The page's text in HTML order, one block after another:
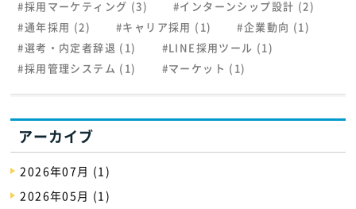
#採用マーケティング (3)
#インターンシップ設計 (2)
#通年採用 (2)
#キャリア採用 (1)
#企業動向 (1)
#選考・内定者辞退 (1)
#LINE採用ツール (1)
#採用管理システム (1)
#マーケット (1)
アーカイブ
2026年07月 (1)
2026年05月 (1)